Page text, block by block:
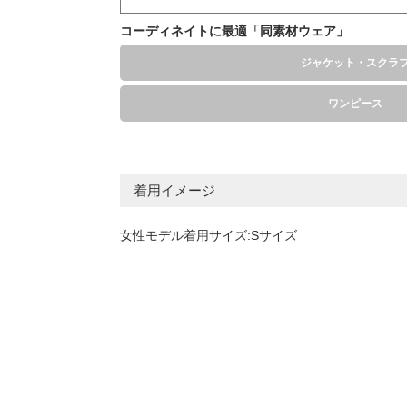
コーディネイトに最適「同素材ウェア」
ジャケット・スクラ
ワンピース
着用イメージ
女性モデル着用サイズ:Sサイズ